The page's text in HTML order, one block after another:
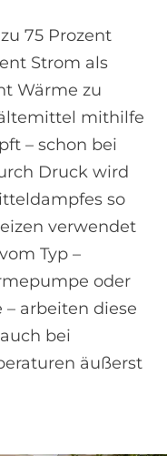
75 Prozent
Strom als
Wärme zu
mithilfe
– schon bei
Druck wird
so
verwendet
Typ –
oder
arbeiten diese
bei
äußerst